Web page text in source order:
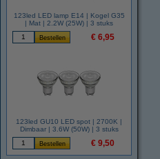
123led LED lamp E14 | Kogel G35
| Mat | 2.2W (25W) | 3 stuks
€ 6,95
123led GU10 LED spot | 2700K |
Dimbaar | 3.6W (50W) | 3 stuks
€ 9,50